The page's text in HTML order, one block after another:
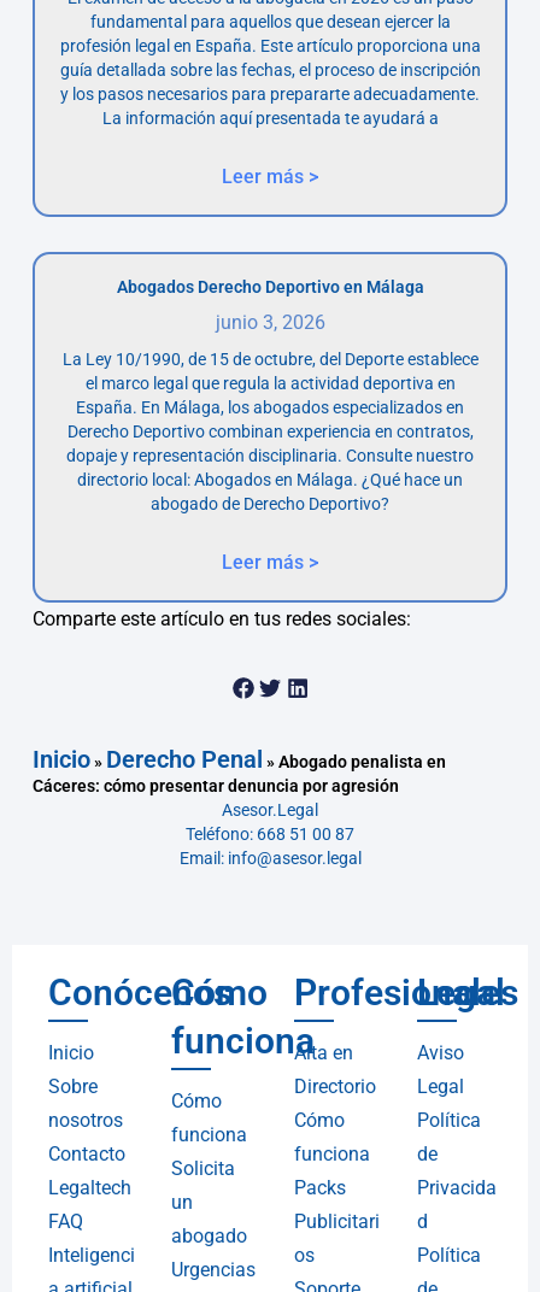
fundamental para aquellos que desean ejercer la
profesión legal en España. Este artículo proporciona una
guía detallada sobre las fechas, el proceso de inscripción
y los pasos necesarios para prepararte adecuadamente.
La información aquí presentada te ayudará a
Leer más >
Abogados Derecho Deportivo en Málaga
junio 3, 2026
La Ley 10/1990, de 15 de octubre, del Deporte establece
el marco legal que regula la actividad deportiva en
España. En Málaga, los abogados especializados en
Derecho Deportivo combinan experiencia en contratos,
dopaje y representación disciplinaria. Consulte nuestro
directorio local: Abogados en Málaga. ¿Qué hace un
abogado de Derecho Deportivo?
Leer más >
Comparte este artículo en tus redes sociales:
Inicio» Derecho Penal »Abogado penalista en
Cáceres: cómo presentar denuncia por agresión
Asesor.Legal
Teléfono: 668 51 00 87
Email: info@asesor.legal
Conócenos
Inicio
Sobre
nosotros
Contacto
Legaltech
FAQ
Inteligenci
Cómo
funciona
Cómo
funciona
Solicita
un
abogado
Urgencias
Profesionales
Alta en
Directorio
Cómo
funciona
Packs
Publicitari
os
Legal
Aviso
Legal
Política
de
Privacida
d
Política